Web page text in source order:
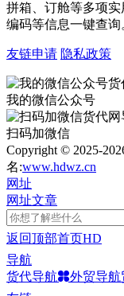
拼箱、订舱等多项实
编码等信息一键查询
友链申请 隐私政策
我的微信公众号
扫码加微信
Copyright © 2025-
名:www.hdwz.cn
网址
网址文章
返回顶部首页HD
导航
货代导航
外贸导航